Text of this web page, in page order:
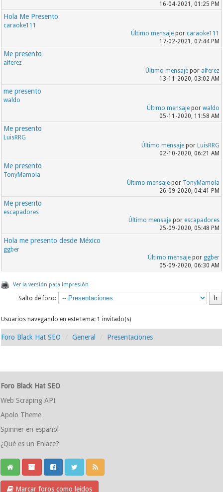
16-04-2021, 01:25 PM
Hola Me Presento
caraoke111
Último mensajepor caraoke111
17-02-2021, 07:44 PM
Me presento
alferez
Último mensajepor alferez
13-11-2020, 03:02 AM
me presento
waldo
Último mensajepor waldo
05-11-2020, 11:58 AM
Me presento
LuisRRG
Último mensajepor LuisRRG
02-10-2020, 06:21 AM
Me presento
TonyMamola
Último mensajepor TonyMamola
26-09-2020, 04:41 PM
Me presento
escapadores
Último mensajepor escapadores
25-09-2020, 05:48 PM
Hola me presento desde México
ggber
Último mensajepor ggber
05-09-2020, 06:30 AM
Ver la versión para impresión
Salto de foro:
Usuarios navegando en este tema: 1 invitado(s)
Foro Black Hat SEO General Presentaciones
Foro Black Hat SEO
Web Scraping API
Apolo Theme
Spinner en español
¿Qué es un Enlace?
Marcar foros como leídos